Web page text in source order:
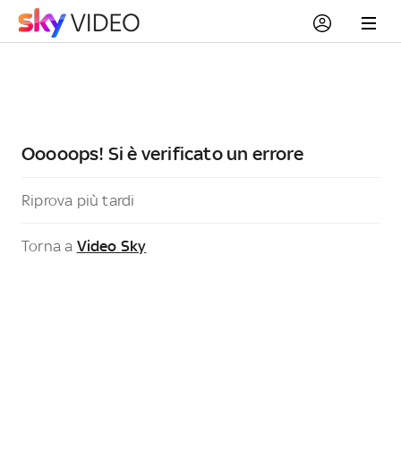
Ooooops! Si è verificato un errore
Riprova più tardi
Torna a Video Sky